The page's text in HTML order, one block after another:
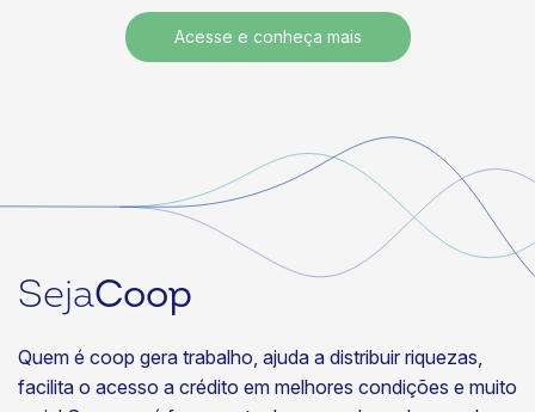
Cooperativas agropecuárias movimentam R$ 487,3
bilhões e ampliam presença no país
Eventos
energéticas
Acesse e conheça mais
SejaCoop
Quem é coop gera trabalho, ajuda a distribuir riquezas,
facilita o acesso a crédito em melhores condições e muito